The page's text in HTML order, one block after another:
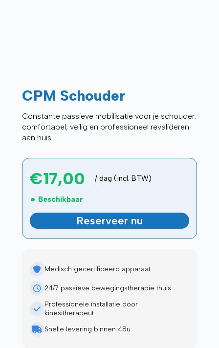
CPM Schouder
Constante passieve mobilisatie voor je schouder:
comfortabel, veilig en professioneel revalideren
aan huis.
€17,00 / dag (incl. BTW)
Beschikbaar
Reserveer nu
Medisch gecertificeerd apparaat
24/7 passieve bewegingstherapie thuis
Professionele installatie door
kinesitherapeut
Snelle levering binnen 48u